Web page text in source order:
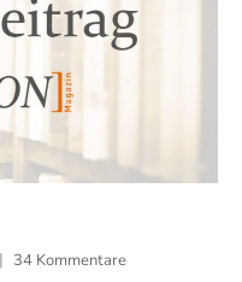
34 Kommentare